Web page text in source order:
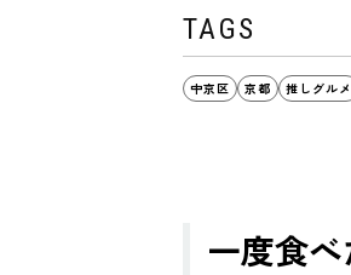
TAGS
中京区 京都 推しグルメ
一度食